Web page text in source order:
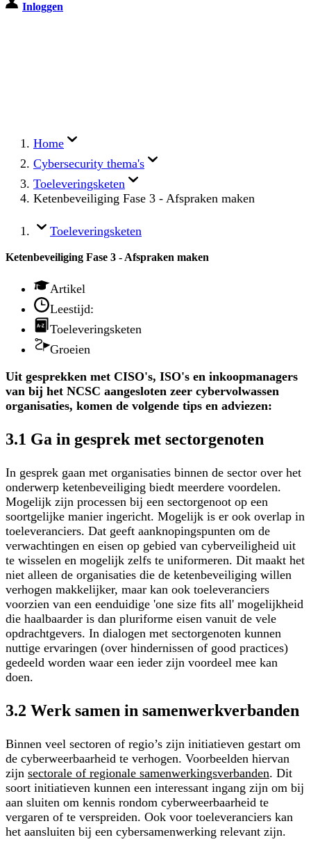
Inloggen
Home
Cybersecurity thema's
Toeleveringsketen
Ketenbeveiliging Fase 3 - Afspraken maken
Toeleveringsketen
Ketenbeveiliging Fase 3 - Afspraken maken
Artikel
Leestijd:
Toeleveringsketen
Groeien
Uit gesprekken met CISO's, ISO's en inkoopmanagers
van bij het NCSC aangesloten zeer cybervolwassen
organisaties, komen de volgende tips en adviezen:
3.1 Ga in gesprek met sectorgenoten
In gesprek gaan met organisaties binnen de sector over het
onderwerp ketenbeveiliging biedt meerdere voordelen.
Mogelijk zijn processen bij een sectorgenoot op een
soortgelijke manier ingericht. Mogelijk is er ook overlap in
toeleveranciers. Dat geeft aanknopingspunten om de
verwachtingen en eisen op gebied van cyberveiligheid uit
te wisselen en mogelijk zelfs te uniformeren. Dit maakt het
niet alleen de organisaties die de ketenbeveiliging willen
verhogen makkelijker, maar kan ook toeleveranciers
voorzien van een eenduidige 'one size fits all' mogelijkheid
die haalbaarder is dan pluriforme eisen vanuit de vele
opdrachtgevers. In dialogen met sectorgenoten kunnen
nuttige ervaringen (over hindernissen of good practices)
gedeeld worden waar een ieder zijn voordeel mee kan
doen.
3.2 Werk samen in samenwerkverbanden
Binnen veel sectoren of regio’s zijn initiatieven gestart om
de cyberweerbaarheid te verhogen. Voorbeelden hiervan
zijn sectorale of regionale samenwerkingsverbanden. Dit
soort initiatieven kunnen een interessant ingang zijn om bij
aan sluiten om kennis rondom cyberweerbaarheid te
vergaren of te verspreiden. Ook voor toeleveranciers kan
het aansluiten bij een cybersamenwerking relevant zijn.